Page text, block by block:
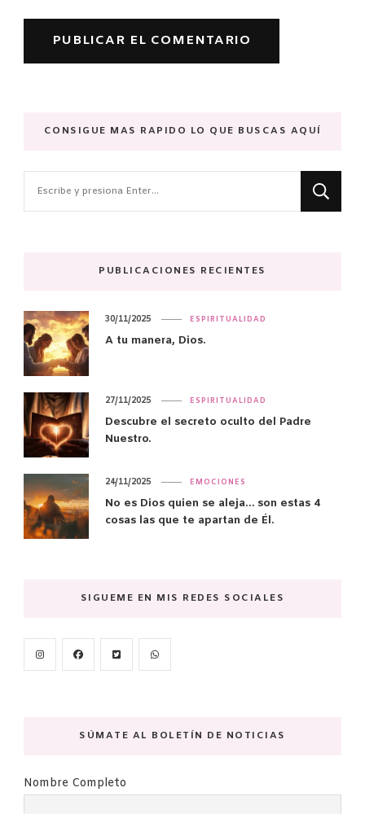
CONSIGUE MAS RAPIDO LO QUE BUSCAS AQUÍ
PUBLICACIONES RECIENTES
ESPIRITUALIDAD
A tu manera, Dios.
30/11/2025
ESPIRITUALIDAD
Descubre el secreto oculto del Padre
Nuestro.
27/11/2025
EMOCIONES
No es Dios quien se aleja… son estas 4
cosas las que te apartan de Él.
24/11/2025
SIGUEME EN MIS REDES SOCIALES
SÚMATE AL BOLETÍN DE NOTICIAS
Nombre Completo